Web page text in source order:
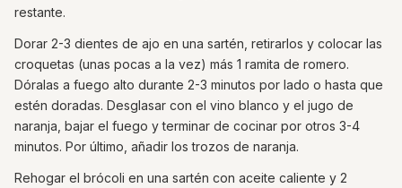
restante.
Dorar 2-3 dientes de ajo en una sartén, retirarlos y colocar las
croquetas (unas pocas a la vez) más 1 ramita de romero.
Dóralas a fuego alto durante 2-3 minutos por lado o hasta que
estén doradas. Desglasar con el vino blanco y el jugo de
naranja, bajar el fuego y terminar de cocinar por otros 3-4
minutos. Por último, añadir los trozos de naranja.
Rehogar el brócoli en una sartén con aceite caliente y 2